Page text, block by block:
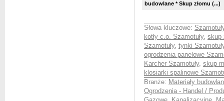
budowlane * Skup złomu (...)
Słowa kluczowe:
kotły c.o. Szamotuły, skup
Szamotuły, tynki
ogrodzenia panelowe
Karcher Szamotuły, skup
klosiarki spalinowe
Branże: Materiały
Ogrodzenia - Handel /